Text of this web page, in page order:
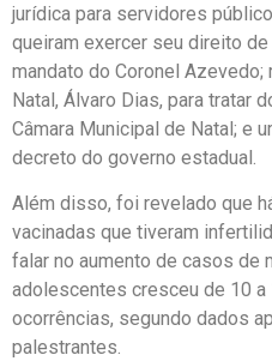
jurídica para servidores
queiram exercer seu direito
mandato do Coronel
Natal, Álvaro Dias, para tratar
Câmara Municipal de Natal; e
decreto do governo estadual.
Além disso, foi revelado que
vacinadas que tiveram
falar no aumento de casos de
adolescentes cresceu de 10
ocorrências, segundo dados
palestrantes.